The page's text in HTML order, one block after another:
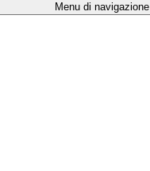
Menu di navigazione